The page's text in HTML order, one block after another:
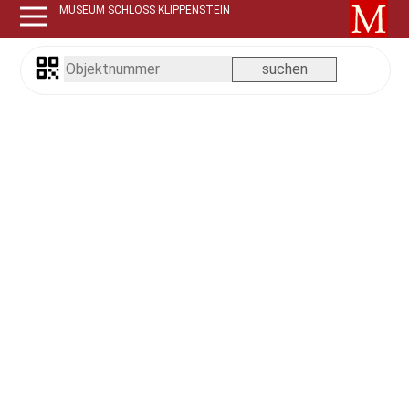
MUSEUM SCHLOSS KLIPPENSTEIN